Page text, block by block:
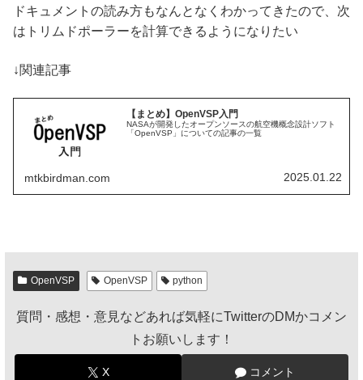
ドキュメントの読み方もなんとなくわかってきたので、次
はトリムドポーラーを計算できるようになりたい
↓関連記事
【まとめ】OpenVSP入門
NASAが開発したオープンソースの航空機概念設計ソフト
「OpenVSP」についての記事の一覧
mtkbirdman.com 2025.01.22
OpenVSP OpenVSP python
質問・感想・意見などあれば気軽にTwitterのDMかコメン
トお願いします！
X コメント